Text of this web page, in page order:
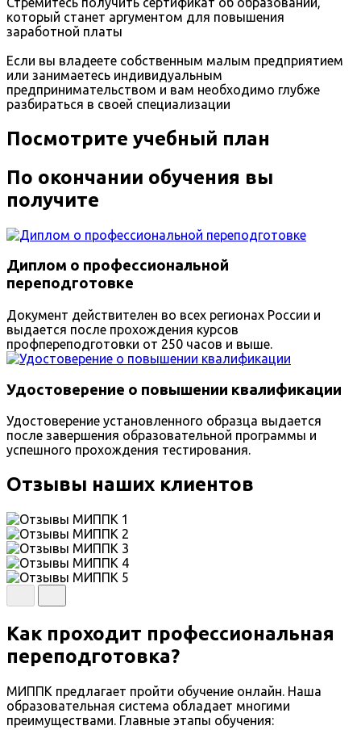
который станет аргументом для повышения
заработной платы
Если вы владеете собственным малым предприятием
или занимаетесь индивидуальным
предпринимательством и вам необходимо глубже
разбираться в своей специализации
Посмотрите учебный план
По окончании обучения вы
получите
Диплом о профессиональной
переподготовке
Документ действителен во всех регионах России и
выдается после прохождения курсов
профпереподготовки от 250 часов и выше.
Удостоверение о повышении квалификации
Удостоверение установленного образца выдается
после завершения образовательной программы и
успешного прохождения тестирования.
Отзывы наших клиентов
Как проходит профессиональная
переподготовка?
МИППК предлагает пройти обучение онлайн. Наша
образовательная система обладает многими
преимуществами. Главные этапы обучения: